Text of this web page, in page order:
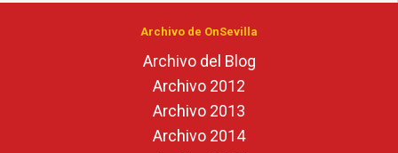
Archivo de OnSevilla
Archivo del Blog
Archivo 2012
Archivo 2013
Archivo 2014